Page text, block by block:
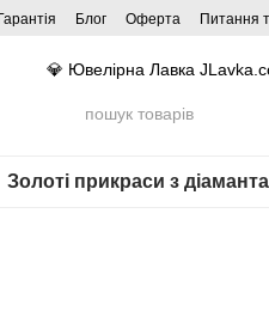
Гарантія Блог Оферта Питання
💎 Ювелірна Лавка
Золоті прикраси з